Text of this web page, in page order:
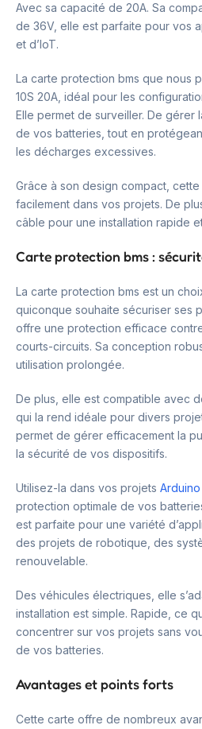
Avec sa capacité de 20A. Sa
de 36V, elle est parfaite pour vos
et d’IoT.
La carte protection bms que nous
10S 20A, idéal pour les
Elle permet de surveiller. De gérer
de vos batteries, tout en
les décharges excessives.
Grâce à son design compact, cette
facilement dans vos projets. De
câble pour une installation rapide
Carte protection bms :
La carte protection bms est un
quiconque souhaite sécuriser ses
offre une protection efficace
courts-circuits. Sa conception
utilisation prolongée.
De plus, elle est compatible avec
qui la rend idéale pour divers
permet de gérer efficacement la
la sécurité de vos dispositifs.
Utilisez-la dans vos projets Arduino
protection optimale de vos
est parfaite pour une variété
des projets de robotique, des
renouvelable.
Des véhicules électriques, elle
installation est simple. Rapide, ce
concentrer sur vos projets sans
de vos batteries.
Avantages et points forts
Cette carte offre de nombreux